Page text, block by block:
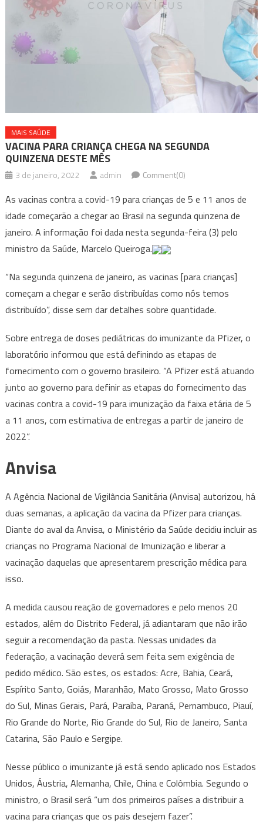
MAIS SAÚDE
VACINA PARA CRIANÇA CHEGA NA SEGUNDA
QUINZENA DESTE MÊS
3 de janeiro, 2022 admin Comment(0)
As vacinas contra a covid-19 para crianças de 5 e 11 anos de
idade começarão a chegar ao Brasil na segunda quinzena de
janeiro. A informação foi dada nesta segunda-feira (3) pelo
ministro da Saúde, Marcelo Queiroga.
“Na segunda quinzena de janeiro, as vacinas [para crianças]
começam a chegar e serão distribuídas como nós temos
distribuído”, disse sem dar detalhes sobre quantidade.
Sobre entrega de doses pediátricas do imunizante da Pfizer, o
laboratório informou que está definindo as etapas de
fornecimento com o governo brasileiro. “A Pfizer está atuando
junto ao governo para definir as etapas do fornecimento das
vacinas contra a covid-19 para imunização da faixa etária de 5
a 11 anos, com estimativa de entregas a partir de janeiro de
2022”.
Anvisa
A Agência Nacional de Vigilância Sanitária (Anvisa) autorizou, há
duas semanas, a aplicação da vacina da Pfizer para crianças.
Diante do aval da Anvisa, o Ministério da Saúde decidiu incluir as
crianças no Programa Nacional de Imunização e liberar a
vacinação daquelas que apresentarem prescrição médica para
isso.
A medida causou reação de governadores e pelo menos 20
estados, além do Distrito Federal, já adiantaram que não irão
seguir a recomendação da pasta. Nessas unidades da
federação, a vacinação deverá sem feita sem exigência de
pedido médico. São estes, os estados: Acre, Bahia, Ceará,
Espírito Santo, Goiás, Maranhão, Mato Grosso, Mato Grosso
do Sul, Minas Gerais, Pará, Paraíba, Paraná, Pernambuco, Piauí,
Rio Grande do Norte, Rio Grande do Sul, Rio de Janeiro, Santa
Catarina, São Paulo e Sergipe.
Nesse público o imunizante já está sendo aplicado nos Estados
Unidos, Áustria, Alemanha, Chile, China e Colômbia. Segundo o
ministro, o Brasil será “um dos primeiros países a distribuir a
vacina para crianças que os pais desejem fazer”.